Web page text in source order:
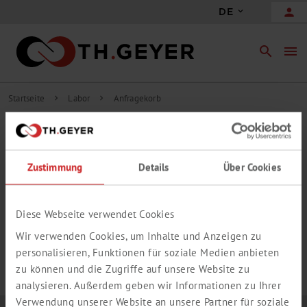
Zustimmung Details Über Cookies
Diese Webseite verwendet Cookies
Wir verwenden Cookies, um Inhalte und Anzeigen zu
personalisieren, Funktionen für soziale Medien anbieten
zu können und die Zugriffe auf unsere Website zu
analysieren. Außerdem geben wir Informationen zu Ihrer
Verwendung unserer Website an unsere Partner für soziale
DE person
search menu
Startseite chevron_right Labor chevron_right Anfragekorb
INHALT ANFRAGEKORB
add_circle_outline Freie Anfrageposition hinzufügen
IHR ANFRAGEKORB IST LEER.